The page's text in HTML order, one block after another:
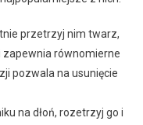
przetrzyj nim twarz,
zapewnia równomierne
pozwala na usunięcie
na dłoń, rozetrzyj go i